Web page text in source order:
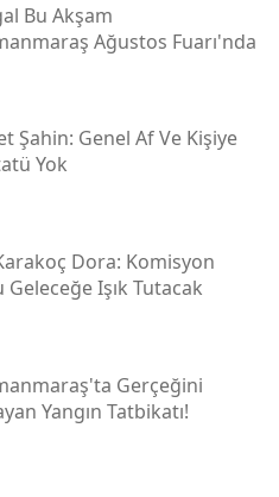
Bu Akşam
Ağustos Fuarı'nda
Şahin: Genel Af Ve Kişiye
Yok
Dora: Komisyon
Geleceğe Işık Tutacak
Gerçeğini
Yangın Tatbikatı!